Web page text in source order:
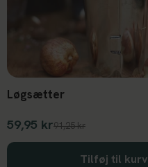
Løgsætter
59,95 kr91,25 kr
Tilføj til kurv